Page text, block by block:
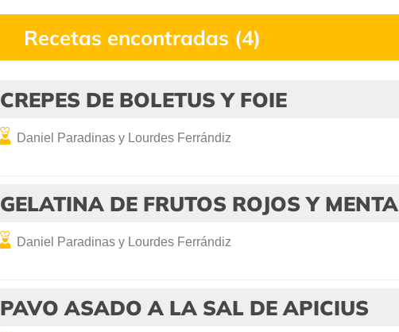
Recetas encontradas (4)
CREPES DE BOLETUS Y FOIE
Daniel Paradinas y Lourdes Ferrándiz
GELATINA DE FRUTOS ROJOS Y MENTA
Daniel Paradinas y Lourdes Ferrándiz
PAVO ASADO A LA SAL DE APICIUS